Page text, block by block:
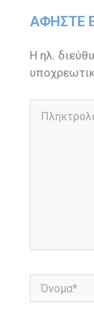
ΑΦΉΣΤΕ
Η ηλ.
εδώ..